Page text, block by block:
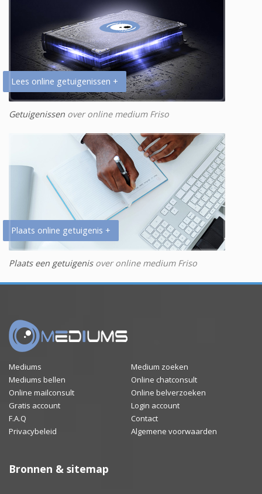
Lees online getuigenissen +
Getuigenissen over online medium Friso
Plaats online getuigenis +
Plaats een getuigenisover online medium Friso
Mediums
Medium zoeken
Mediums bellen
Online chatconsult
Online mailconsult
Online belverzoeken
Gratis account
Login account
F.A.Q
Contact
Privacybeleid
Algemene voorwaarden
Bronnen & sitemap